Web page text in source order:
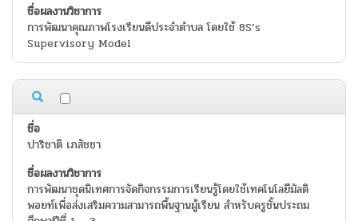
การพัฒนาคุณภาพโรงเรียนดีประจำตำบล โดยใช้ 8S’s
Supervisory Model
ปาริชาติ เภสัชชา
การพัฒนาชุดนิเทศการจัดกิจกรรมการเรียนรู้โดยใช้เทคโนโลยีมัลติ
พอยท์เพื่อส่งเสริมความสามารถพื้นฐานผู้เรียน สำหรับครูชั้นประถม